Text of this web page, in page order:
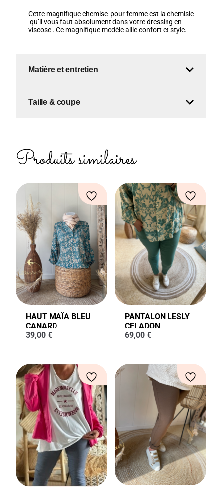
Cette magnifique chemise pour femme est la chemisie
qu’il vous faut absolument dans votre dressing en
viscose . Ce magnifique modèle allie confort et style.
Matière et entretien
Taille & coupe
Produits similaires
HAUT MAÏA BLEU
CANARD
39,00 €
PANTALON LESLY
CELADON
69,00 €